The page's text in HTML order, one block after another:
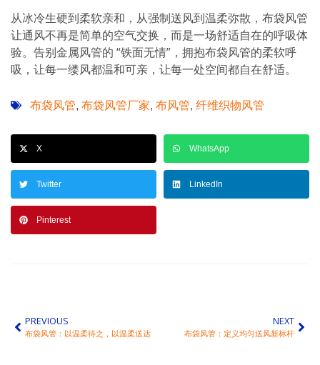
从冰冷生硬到柔软亲和，从强制送风到温柔弥散，布袋风管
让通风不再是简单的空气交换，而是一场舒适自在的呼吸体
验。告别金属风管的 “铁面无情”，拥抱布袋风管的柔软呼
吸，让每一缕风都温和可亲，让每一处空间都自在舒适。
布袋风管, 布袋风管厂家, 布风管, 纤维织物风管
X WhatsApp
Twitter LinkedIn
Pinterest
PREVIOUS
布袋风管：以温柔待之，以温柔送达
NEXT
布袋风管：定义均匀送风新标杆